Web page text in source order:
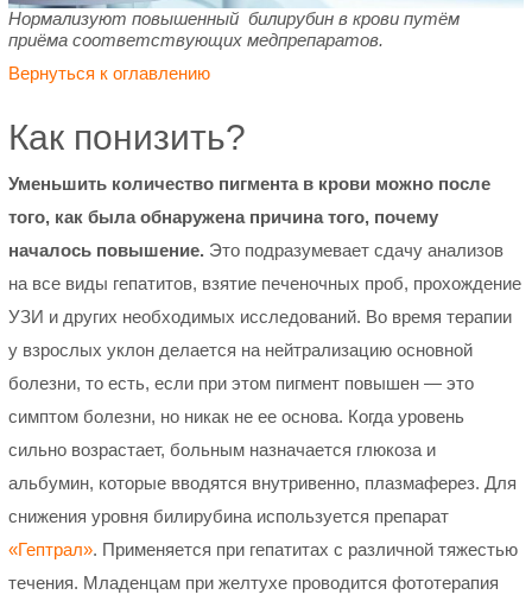
Нормализуют повышенный билирубин в крови путём
приёма соответствующих медпрепаратов.
Вернуться к оглавлению
Как понизить?
Уменьшить количество пигмента в крови можно после
того, как была обнаружена причина того, почему
началось повышение. Это подразумевает сдачу анализов
на все виды гепатитов, взятие печеночных проб, прохождение
УЗИ и других необходимых исследований. Во время терапии
у взрослых уклон делается на нейтрализацию основной
болезни, то есть, если при этом пигмент повышен — это
симптом болезни, но никак не ее основа. Когда уровень
сильно возрастает, больным назначается глюкоза и
альбумин, которые вводятся внутривенно, плазмаферез. Для
снижения уровня билирубина используется препарат
«Гептрал». Применяется при гепатитах с различной тяжестью
течения. Младенцам при желтухе проводится фототерапия